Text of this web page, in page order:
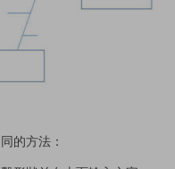
的方法：